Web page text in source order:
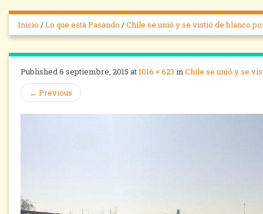
Inicio /Lo que está Pasando /Chile se unió y se vistió de blanco
Published6 septiembre, 2015 at1016 × 623 inChile se unió y se
← Previous